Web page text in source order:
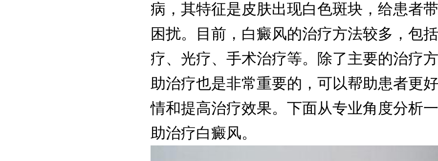
病，其特征是皮肤出现白色斑块，给患者
困扰。目前，白癜风的治疗方法较多，包
疗、光疗、手术治疗等。除了主要的治疗
助治疗也是非常重要的，可以帮助患者更
情和提高治疗效果。下面从专业角度分析
助治疗白癜风。